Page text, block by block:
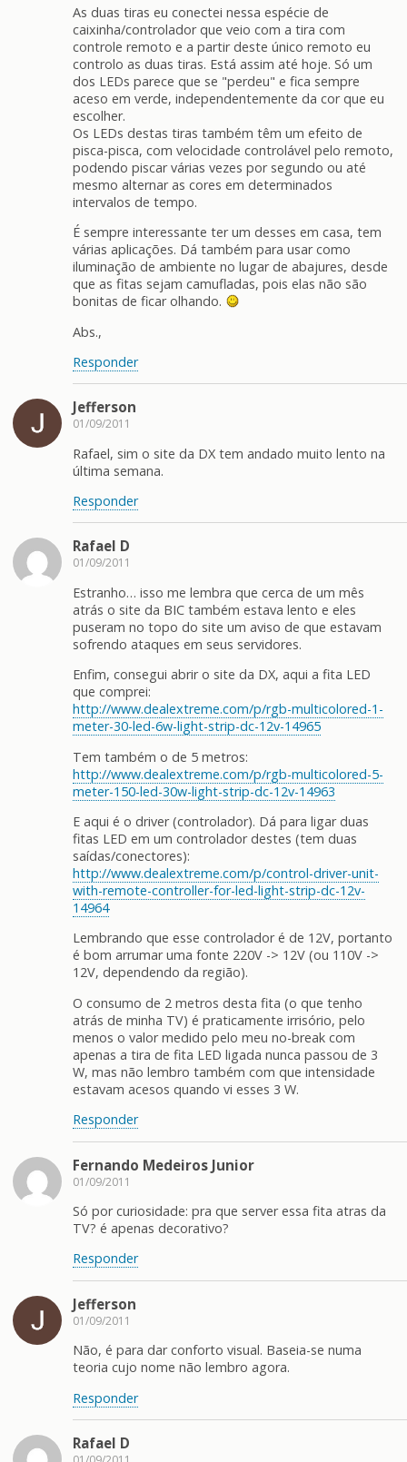
As duas tiras eu conectei nessa espécie de
caixinha/controlador que veio com a tira com
controle remoto e a partir deste único remoto eu
controlo as duas tiras. Está assim até hoje. Só um
dos LEDs parece que se "perdeu" e fica sempre
aceso em verde, independentemente da cor que eu
escolher.
Os LEDs destas tiras também têm um efeito de
pisca-pisca, com velocidade controlável pelo remoto,
podendo piscar várias vezes por segundo ou até
mesmo alternar as cores em determinados
intervalos de tempo.
É sempre interessante ter um desses em casa, tem
várias aplicações. Dá também para usar como
iluminação de ambiente no lugar de abajures, desde
que as fitas sejam camufladas, pois elas não são
bonitas de ficar olhando.
Abs.,
Responder
Jefferson
01/09/2011
Rafael, sim o site da DX tem andado muito lento na
última semana.
Responder
Rafael D
01/09/2011
Estranho… isso me lembra que cerca de um mês
atrás o site da BIC também estava lento e eles
puseram no topo do site um aviso de que estavam
sofrendo ataques em seus servidores.
Enfim, consegui abrir o site da DX, aqui a fita LED
que comprei:
http://www.dealextreme.com/p/rgb-multicolored-1-
meter-30-led-6w-light-strip-dc-12v-14965
Tem também o de 5 metros:
http://www.dealextreme.com/p/rgb-multicolored-5-
meter-150-led-30w-light-strip-dc-12v-14963
E aqui é o driver (controlador). Dá para ligar duas
fitas LED em um controlador destes (tem duas
saídas/conectores):
http://www.dealextreme.com/p/control-driver-unit-
with-remote-controller-for-led-light-strip-dc-12v-
14964
Lembrando que esse controlador é de 12V, portanto
é bom arrumar uma fonte 220V -> 12V (ou 110V ->
12V, dependendo da região).
O consumo de 2 metros desta fita (o que tenho
atrás de minha TV) é praticamente irrisório, pelo
menos o valor medido pelo meu no-break com
apenas a tira de fita LED ligada nunca passou de 3
W, mas não lembro também com que intensidade
estavam acesos quando vi esses 3 W.
Responder
Fernando Medeiros Junior
01/09/2011
Só por curiosidade: pra que server essa fita atras da
TV? é apenas decorativo?
Responder
Jefferson
01/09/2011
Não, é para dar conforto visual. Baseia-se numa
teoria cujo nome não lembro agora.
Responder
Rafael D